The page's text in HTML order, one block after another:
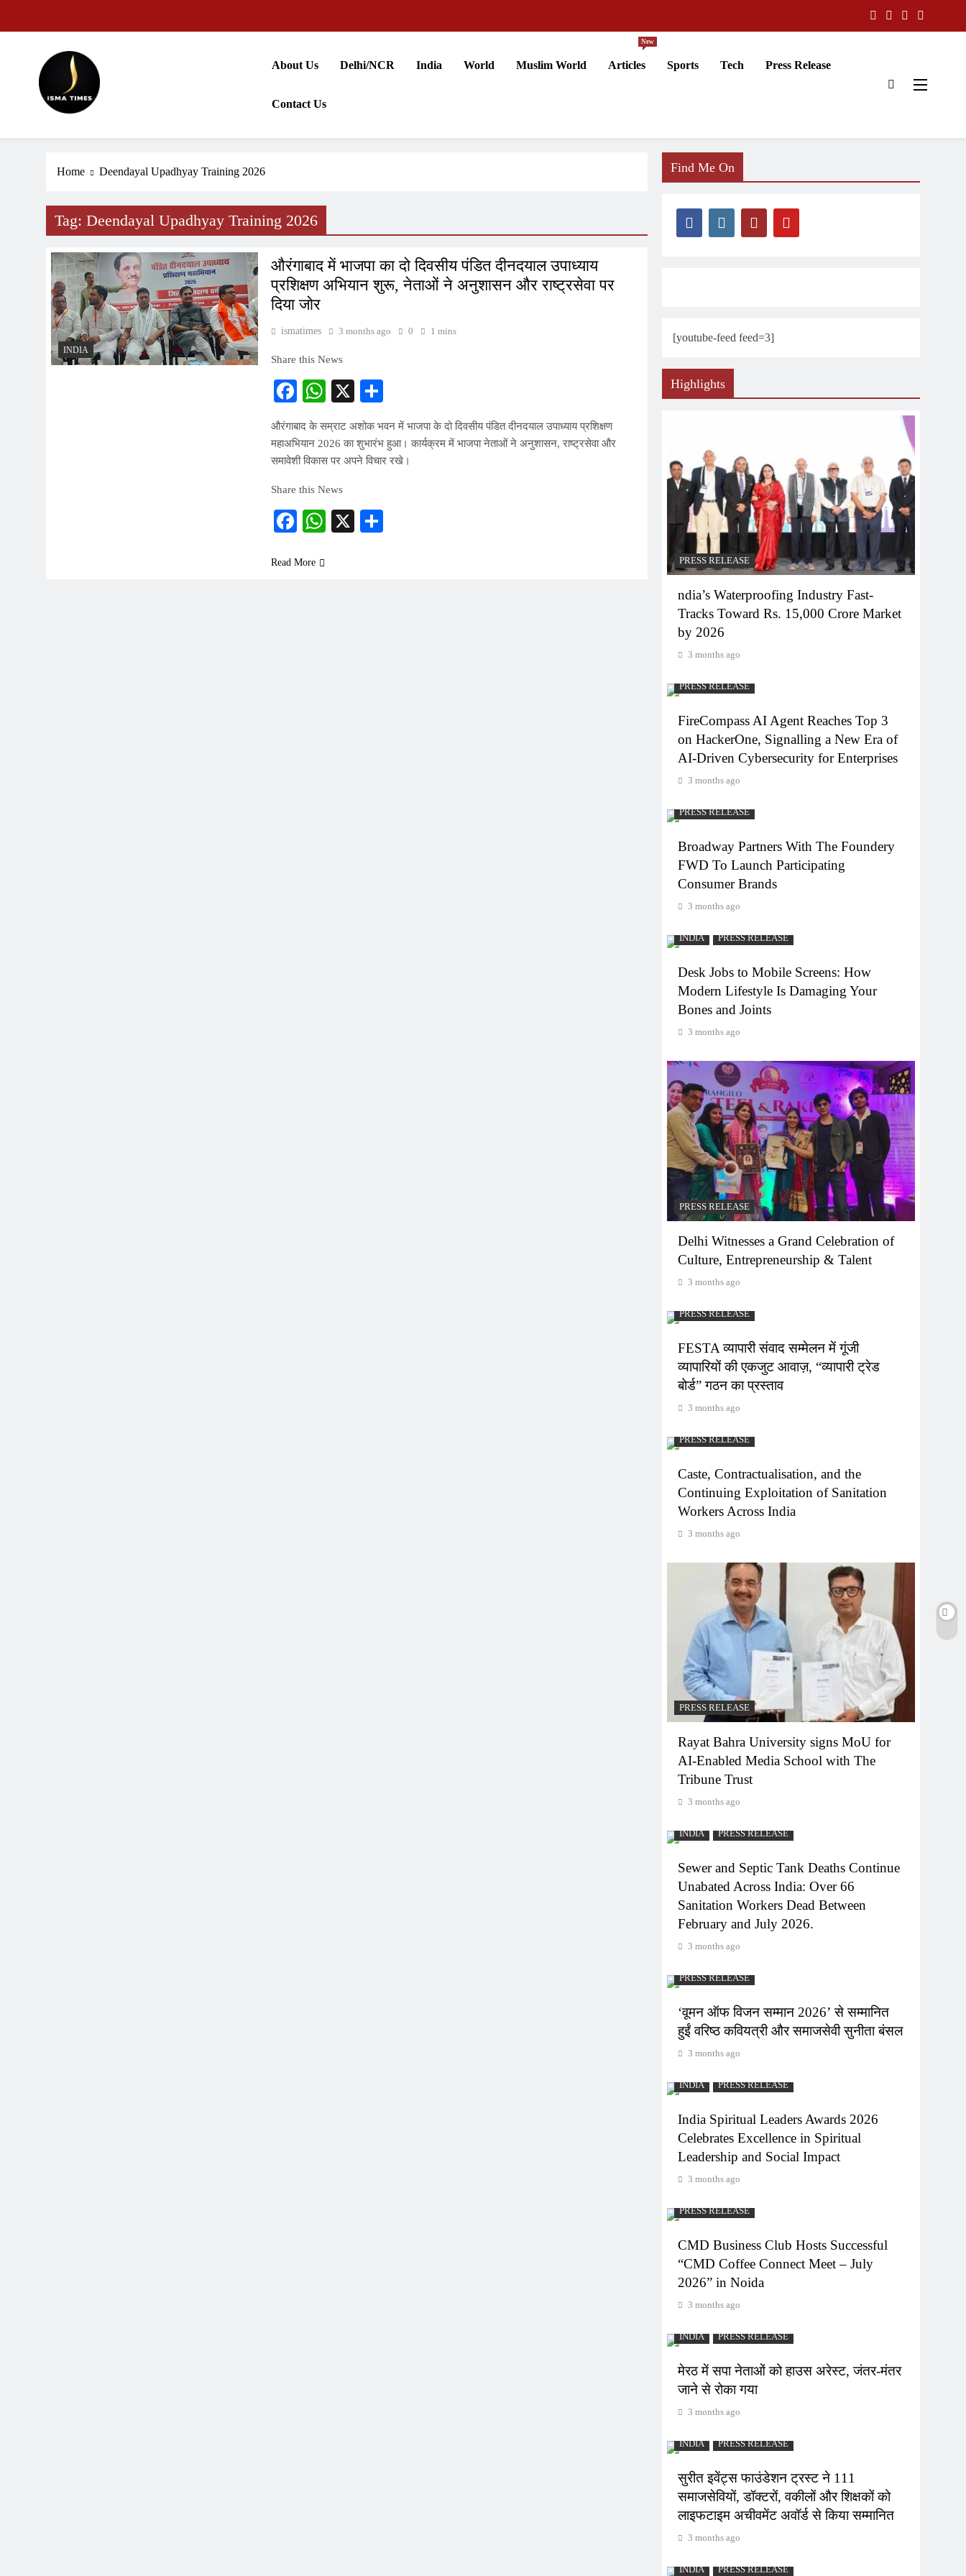
ISMA TIMES NEWS
About Us Delhi/NCR India World Muslim World Articles
New
Sports Tech Press Release
Contact Us
Home Deendayal Upadhyay Training 2026
Tag: Deendayal Upadhyay Training 2026
INDIA
औरंगाबाद में भाजपा का दो दिवसीय पंडित दीनदयाल उपाध्याय
प्रशिक्षण अभियान शुरू, नेताओं ने अनुशासन और राष्ट्रसेवा पर
दिया जोर
ismatimes 3 months ago 0 1 mins
Share this News
Facebook
WhatsApp
X
औरंगाबाद के सम्राट अशोक भवन में भाजपा के दो दिवसीय पंडित दीनदयाल उपाध्याय प्रशिक्षण
महाअभियान 2026 का शुभारंभ हुआ। कार्यक्रम में भाजपा नेताओं ने अनुशासन, राष्ट्रसेवा और
समावेशी विकास पर अपने विचार रखे।
Share this News
Facebook
WhatsApp
X
Read More
Find Me On
[youtube-feed feed=3]
Highlights
PRESS RELEASE
ndia’s Waterproofing Industry Fast-
Tracks Toward Rs. 15,000 Crore Market
by 2026
3 months ago
PRESS RELEASE
FireCompass AI Agent Reaches Top 3
on HackerOne, Signalling a New Era of
AI-Driven Cybersecurity for Enterprises
3 months ago
PRESS RELEASE
Broadway Partners With The Foundery
FWD To Launch Participating
Consumer Brands
3 months ago
INDIA PRESS RELEASE
Desk Jobs to Mobile Screens: How
Modern Lifestyle Is Damaging Your
Bones and Joints
3 months ago
PRESS RELEASE
Delhi Witnesses a Grand Celebration of
Culture, Entrepreneurship & Talent
3 months ago
PRESS RELEASE
FESTA व्यापारी संवाद सम्मेलन में गूंजी
व्यापारियों की एकजुट आवाज़, “व्यापारी ट्रेड
बोर्ड” गठन का प्रस्ताव
3 months ago
PRESS RELEASE
Caste, Contractualisation, and the
Continuing Exploitation of Sanitation
Workers Across India
3 months ago
PRESS RELEASE
Rayat Bahra University signs MoU for
AI-Enabled Media School with The
Tribune Trust
3 months ago
INDIA PRESS RELEASE
Sewer and Septic Tank Deaths Continue
Unabated Across India: Over 66
Sanitation Workers Dead Between
February and July 2026.
3 months ago
PRESS RELEASE
‘वूमन ऑफ विजन सम्मान 2026’ से सम्मानित
हुईं वरिष्ठ कवियत्री और समाजसेवी सुनीता बंसल
3 months ago
INDIA PRESS RELEASE
India Spiritual Leaders Awards 2026
Celebrates Excellence in Spiritual
Leadership and Social Impact
3 months ago
PRESS RELEASE
CMD Business Club Hosts Successful
“CMD Coffee Connect Meet – July
2026” in Noida
3 months ago
INDIA PRESS RELEASE
मेरठ में सपा नेताओं को हाउस अरेस्ट, जंतर-मंतर
जाने से रोका गया
3 months ago
INDIA PRESS RELEASE
सुरीत इवेंट्स फाउंडेशन ट्रस्ट ने 111
समाजसेवियों, डॉक्टरों, वकीलों और शिक्षकों को
लाइफटाइम अचीवमेंट अवॉर्ड से किया सम्मानित
3 months ago
INDIA PRESS RELEASE